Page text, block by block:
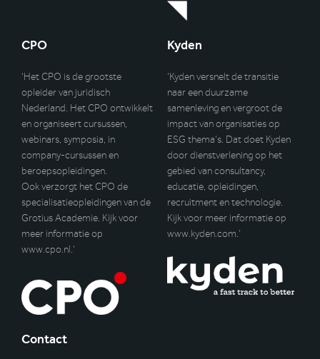
CPO
‘Het CPO is de grootste
opleider van juridisch
Nederland. Het CPO ontwikkelt
en organiseert cursussen,
webinars, symposia, in
company-cursussen en
beroepsopleidingen.
Ook verzorgt het CPO de
specialisatieopleidingen van de
Grotius Academie. Kijk voor
meer informatie op
www.cpo.nl.’
Kyden
‘Kyden versnelt de transitie
naar een duurzame
samenleving en vergroot de
impact van organisaties op
ESG thema’s. Dat doet Kyden
door dienstverlening op het
gebied van consultancy,
educatie, opleidingen,
recruitment en technologie.
Kijk voor meer informatie op
www.kyden.com.’
Contact